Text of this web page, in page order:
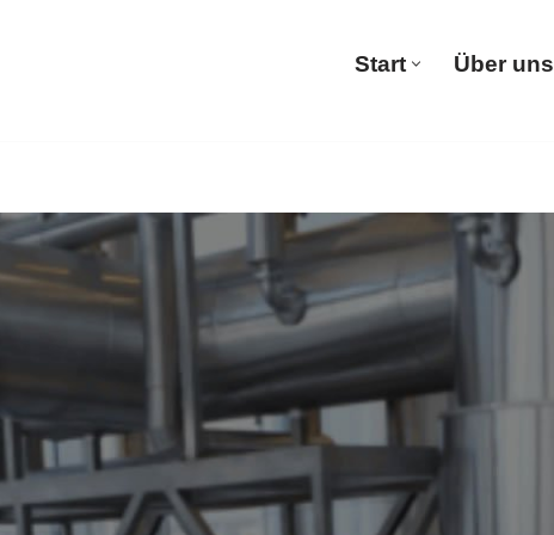
Start Über uns